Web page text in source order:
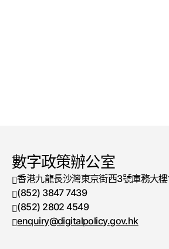
數字政策辦公室
香港九龍長沙灣東京街西3號庫務大
電話號碼
(852) 3847 7439
傳真號碼
(852) 2802 4549
enquiry@digitalpolicy.gov.hk